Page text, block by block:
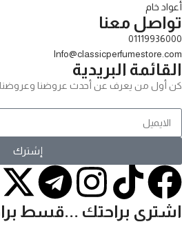
أعواد خام
تواصل معنا
01119936000
Info@classicperfumestore.com
القائمة البريدية
كن أول من يعرف عن أحدث عروضنا وعروضنا
إشترك
اشترى براحتك ...قسط